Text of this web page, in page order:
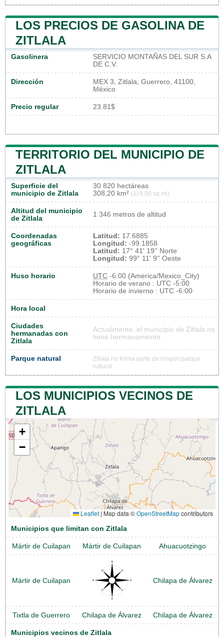
LOS PRECIOS DE GASOLINA DE
ZITLALA
Gasolinera
SERVICIO MONTAÑAS DEL SUR S.A
DE C.V.
Dirección
MEX 3, Zitlala, Guerrero, 41100,
México
Precio regular 23.81$
TERRITORIO DEL MUNICIPIO DE
ZITLALA
Superficie del
municipio de Zitlala
30 820 hectáreas
308,20 km² (119,00 sq mi)
Altitud del municipio
de Zitlala
1 346 metros de altitud
Coordenadas
geográficas
Latitud: 17.6885
Longitud: -99.1858
Latitud: 17° 41' 19'' Norte
Longitud: 99° 11' 9'' Oeste
Huso horario UTC -6:00 (America/Mexico_City)
Horario de verano : UTC -5:00
Horario de invierno : UTC -6:00
Hora local
Ciudades
hermanadas con
Zitlala
Actualmente, el municipio de Zitlala no
tiene hermanamiento
Parque natural
Zitlala no forma parte de ningún parque
natural
LOS MUNICIPIOS VECINOS DE
ZITLALA
+
−
Leaflet | Map data ©OpenStreetMapcontributors
Municipios que limitan con Zitlala
Mártir de Cuilapan Mártir de Cuilapan Ahuacuotzingo
Mártir de Cuilapan Chilapa de Álvarez
Tixtla de Guerrero Chilapa de Álvarez Chilapa de Álvarez
Municipios vecinos de Zitlala